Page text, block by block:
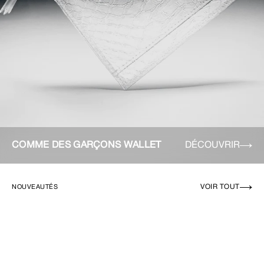
COMME DES GARÇONS WALLET DÉCOUVRIR
NOUVEAUTÉS VOIR TOUT